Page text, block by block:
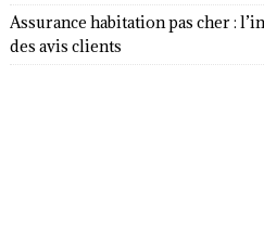
Assurance habitation pas cher :
des avis clients